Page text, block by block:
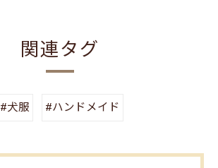
関連タグ
#犬服 #ハンドメイド